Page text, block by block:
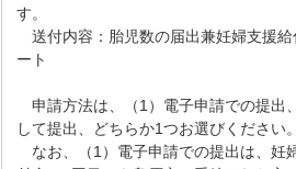
す。
送付内容：胎児数の届出兼妊婦支援
ート
申請方法は、（1）電子申請での提出
して提出、どちらか1つお選びください。
なお、（1）電子申請での提出は、妊